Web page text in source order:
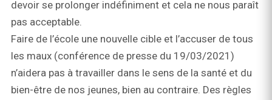
devoir se prolonger indéfiniment et cela ne nous paraît
pas acceptable.
Faire de l’école une nouvelle cible et l’accuser de tous
les maux (conférence de presse du 19/03/2021)
n’aidera pas à travailler dans le sens de la santé et du
bien-être de nos jeunes, bien au contraire. Des règles